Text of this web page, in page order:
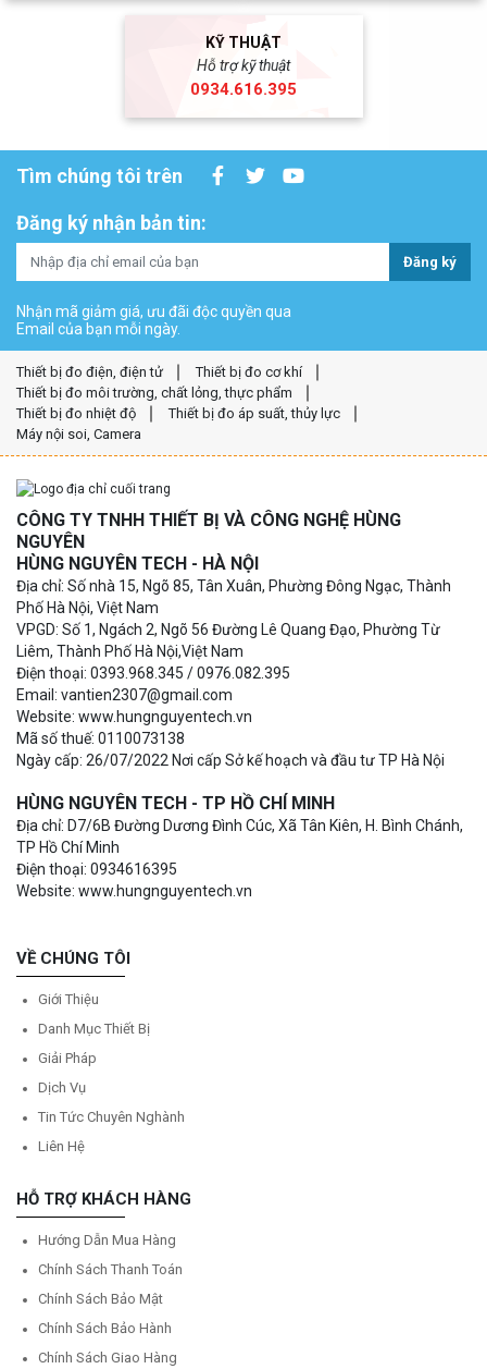
KỸ THUẬT
Hỗ trợ kỹ thuật
0934.616.395
Tìm chúng tôi trên
Đăng ký nhận bản tin:
Đăng ký
Nhận mã giảm giá, ưu đãi độc quyền qua
Email của bạn mỗi ngày.
Thiết bị đo điện, điện tử
Thiết bị đo cơ khí
Thiết bị đo môi trường, chất lỏng, thực phẩm
Thiết bị đo nhiệt độ
Thiết bị đo áp suất, thủy lực
Máy nội soi, Camera
CÔNG TY TNHH THIẾT BỊ VÀ CÔNG NGHỆ HÙNG
NGUYÊN
HÙNG NGUYÊN TECH - HÀ NỘI
Địa chỉ: Số nhà 15, Ngõ 85, Tân Xuân, Phường Đông Ngạc, Thành
Phố Hà Nội, Việt Nam
VPGD: Số 1, Ngách 2, Ngõ 56 Đường Lê Quang Đạo, Phường Từ
Liêm, Thành Phố Hà Nội,Việt Nam
Điện thoại: 0393.968.345 / 0976.082.395
Email: vantien2307@gmail.com
Website: www.hungnguyentech.vn
Mã số thuế: 0110073138
Ngày cấp: 26/07/2022 Nơi cấp Sở kế hoạch và đầu tư TP Hà Nội
HÙNG NGUYÊN TECH - TP HỒ CHÍ MINH
Địa chỉ: D7/6B Đường Dương Đình Cúc, Xã Tân Kiên, H. Bình Chánh,
TP Hồ Chí Minh
Điện thoại: 0934616395
Website: www.hungnguyentech.vn
VỀ CHÚNG TÔI
Giới Thiệu
Danh Mục Thiết Bị
Giải Pháp
Dịch Vụ
Tin Tức Chuyên Nghành
Liên Hệ
HỖ TRỢ KHÁCH HÀNG
Hướng Dẫn Mua Hàng
Chính Sách Thanh Toán
Chính Sách Bảo Mật
Chính Sách Bảo Hành
Chính Sách Giao Hàng